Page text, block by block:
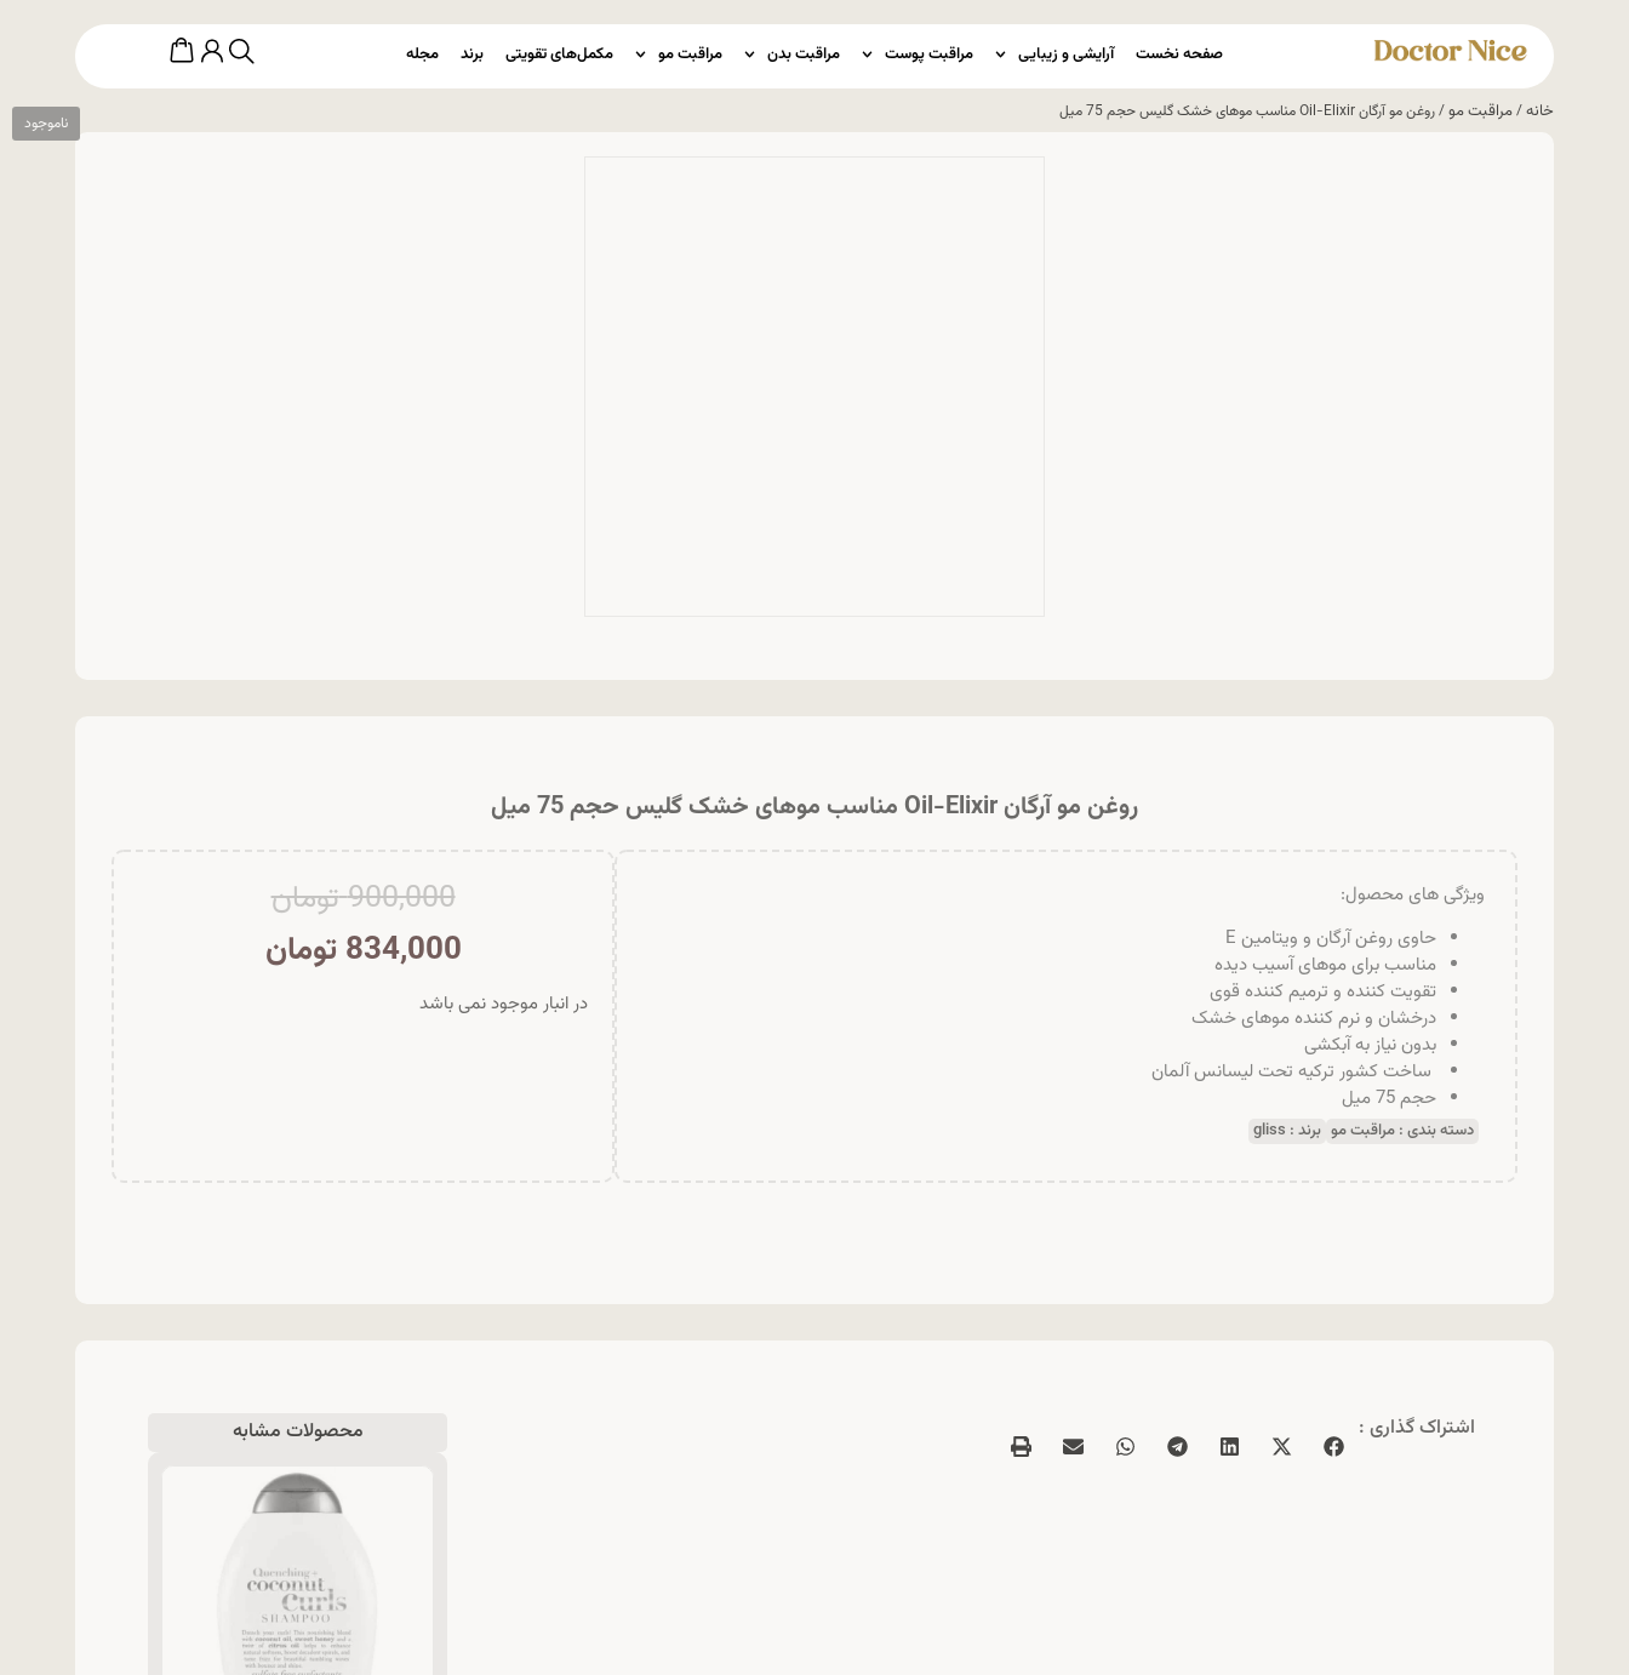
صفحه نخست آرایشی و زیبایی مراقبت پوست مراقبت بدن مراقبت مو مکمل‌های تقویتی برند مجله
خانه/مراقبت مو/ روغن مو آرگان Oil-Elixir مناسب موهای خشک گلیس حجم 75 میل
روغن مو آرگان Oil-Elixir مناسب موهای خشک گلیس حجم 75 میل
ویژگی های محصول:
حاوی روغن آرگان و ویتامین E
مناسب برای موهای آسیب دیده
تقویت کننده و ترمیم کننده قوی
درخشان و نرم کننده موهای خشک
بدون نیاز به آبکشی
ساخت کشور ترکیه تحت لیسانس آلمان
حجم 75 میل
دسته بندی : مراقبت مو برند : gliss
900,000تومان
834,000 تومان
در انبار موجود نمی باشد
اشتراک گذاری : محصولات مشابه